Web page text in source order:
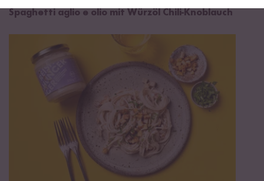
Spaghetti aglio e olio mit Würzöl Chili-Knoblauch